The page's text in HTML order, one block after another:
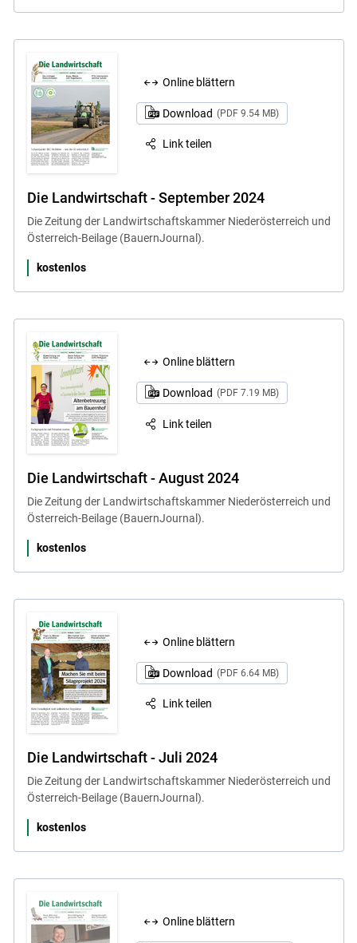
Online blättern
Download (PDF 9.54 MB)
Link teilen
Die Landwirtschaft - September 2024
Die Zeitung der Landwirtschaftskammer Niederösterreich und
Österreich-Beilage (BauernJournal).
kostenlos
Online blättern
Download (PDF 7.19 MB)
Link teilen
Die Landwirtschaft - August 2024
Die Zeitung der Landwirtschaftskammer Niederösterreich und
Österreich-Beilage (BauernJournal).
kostenlos
Online blättern
Download (PDF 6.64 MB)
Link teilen
Die Landwirtschaft - Juli 2024
Die Zeitung der Landwirtschaftskammer Niederösterreich und
Österreich-Beilage (BauernJournal).
kostenlos
Online blättern